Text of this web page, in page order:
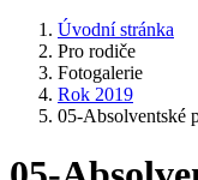
Úvodní stránka
Pro rodiče
Fotogalerie
Rok 2019
05-Absolventské